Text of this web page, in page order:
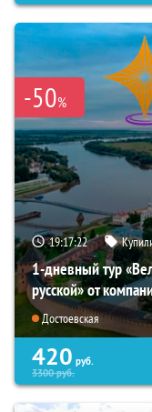
-50%
19:17:21
1-дневный тур
русской» от
Достоевская
420 руб.
3300руб.